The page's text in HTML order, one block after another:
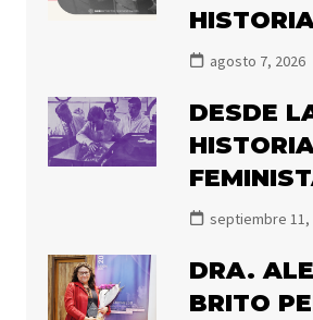
agosto 7, 2026
DESDE
DECIMOS
septiembre 11,
DRA.
BRITO